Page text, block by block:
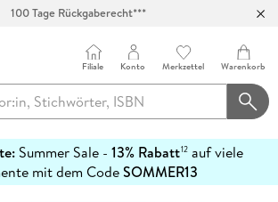
100 Tage Rückgaberecht***
Filiale Konto Merkzettel Warenkorb
Summer Sale - 13% Rabatt12 auf viele
mit dem CodeSOMMER13